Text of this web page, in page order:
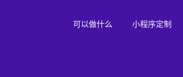
可以做什么 小程序定制